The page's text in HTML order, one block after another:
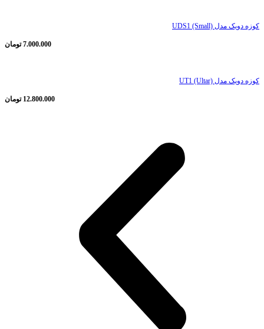
کوزه دویک مدل UDS1 (Small)
7.000.000 تومان
کوزه دویک مدل UT1 (Ultar)
12.800.000 تومان